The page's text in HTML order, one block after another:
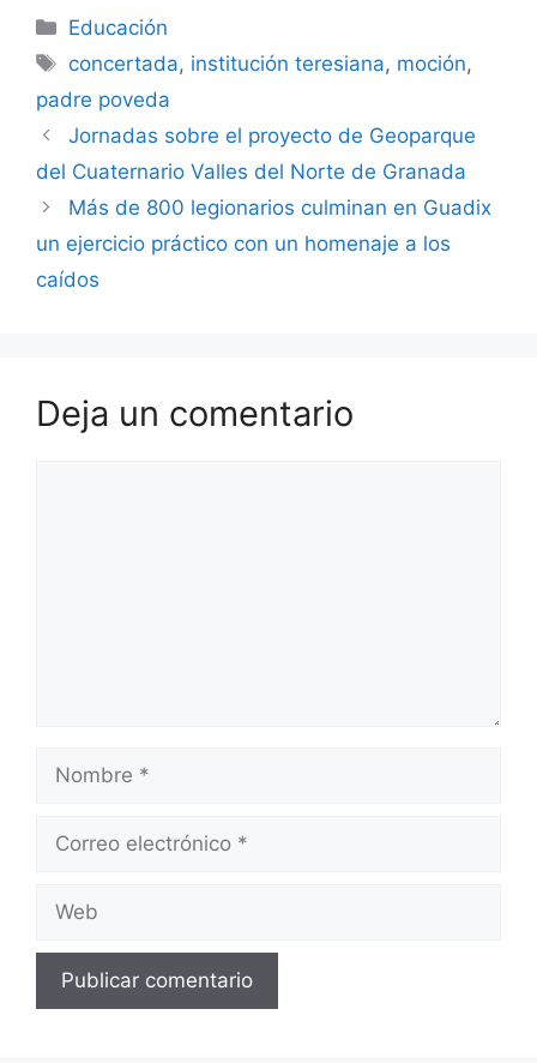
Categorías
Educación
Etiquetas
concertada, institución teresiana, moción,
padre poveda
Jornadas sobre el proyecto de Geoparque
del Cuaternario Valles del Norte de Granada
Más de 800 legionarios culminan en Guadix
un ejercicio práctico con un homenaje a los
caídos
Deja un comentario
Nombre
Correo
Web